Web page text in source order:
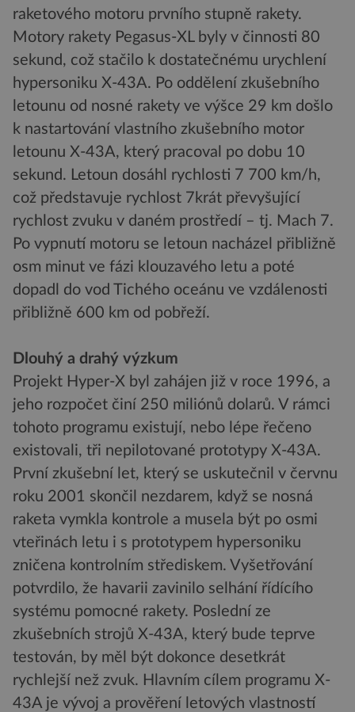
raketového motoru prvního stupně rakety.
Motory rakety Pegasus-XL byly v činnosti 80
sekund, což stačilo k dostatečnému urychlení
hypersoniku X-43A. Po oddělení zkušebního
letounu od nosné rakety ve výšce 29 km došlo
k nastartování vlastního zkušebního motor
letounu X-43A, který pracoval po dobu 10
sekund. Letoun dosáhl rychlosti 7 700 km/h,
což představuje rychlost 7krát převyšující
rychlost zvuku v daném prostředí – tj. Mach 7.
Po vypnutí motoru se letoun nacházel přibližně
osm minut ve fázi klouzavého letu a poté
dopadl do vod Tichého oceánu ve vzdálenosti
přibližně 600 km od pobřeží.
Dlouhý a drahý výzkum
Projekt Hyper-X byl zahájen již v roce 1996, a
jeho rozpočet činí 250 miliónů dolarů. V rámci
tohoto programu existují, nebo lépe řečeno
existovali, tři nepilotované prototypy X-43A.
První zkušební let, který se uskutečnil v červnu
roku 2001 skončil nezdarem, když se nosná
raketa vymkla kontrole a musela být po osmi
vteřinách letu i s prototypem hypersoniku
zničena kontrolním střediskem. Vyšetřování
potvrdilo, že havarii zavinilo selhání řídícího
systému pomocné rakety. Poslední ze
zkušebních strojů X-43A, který bude teprve
testován, by měl být dokonce desetkrát
rychlejší než zvuk. Hlavním cílem programu X-
43A je vývoj a prověření letových vlastností